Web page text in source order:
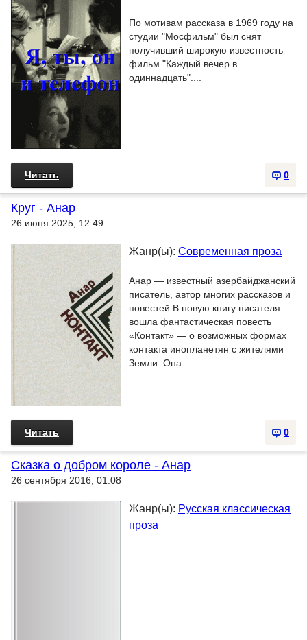
По мотивам рассказа в 1969 году на
студии "Мосфильм" был снят
получивший широкую известность
фильм "Каждый вечер в
одиннадцать"....
0
Читать
Круг - Анар
26 июня 2025, 12:49
Жанр(ы): Современная проза
Анар — известный азербайджанский
писатель, автор многих рассказов и
повестей.В новую книгу писателя
вошла фантастическая повесть
«Контакт» — о возможных формах
контакта инопланетян с жителями
Земли. Она...
0
Читать
Сказка о добром короле - Анар
26 сентября 2016, 01:08
Жанр(ы): Русская классическая
проза